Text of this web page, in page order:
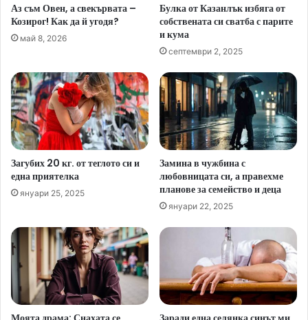
Аз съм Овен, а свекървата –
Козирог! Как да й угодя?
май 8, 2026
Булка от Казанлък избяга от
собствената си сватба с парите
и кума
септември 2, 2025
Загубих 20 кг. от теглото си и
една приятелка
януари 25, 2025
Замина в чужбина с
любовницата си, а правехме
планове за семейство и деца
януари 22, 2025